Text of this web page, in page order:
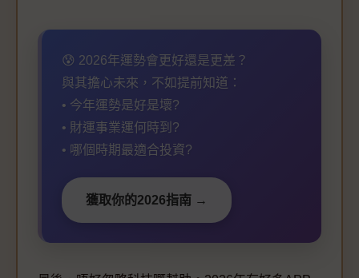
😰 2026年運勢會更好還是更差？
與其擔心未來，不如提前知道：
• 今年運勢是好是壞?
• 財運事業運何時到?
• 哪個時期最適合投資?
獲取你的2026指南 →